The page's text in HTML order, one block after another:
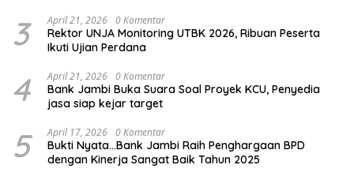
3 April 21, 2026 0 Komentar
Rektor UNJA Monitoring UTBK 2026, Ribuan Peserta
Ikuti Ujian Perdana
4 April 21, 2026 0 Komentar
Bank Jambi Buka Suara Soal Proyek KCU, Penyedia
jasa siap kejar target
5 April 17, 2026 0 Komentar
Bukti Nyata…Bank Jambi Raih Penghargaan BPD
dengan Kinerja Sangat Baik Tahun 2025